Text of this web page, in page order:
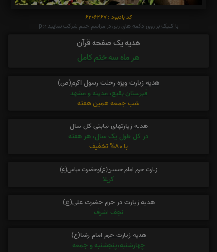
کد یادبود : 6206267
با کلیک بر روی دکمه های زیر،در مراسم ختم شرکت نمایید p:0
هدیه یک صفحه قرآن
هر ماه سه ختم کامل
هدیه زیارت ویژه رحلت رسول اکرم(ص)
قبرستان بقیع، مدینه و مشهد
شب جمعه همین هفته
هدیه زیارتهای نیابتی کل سال
در کل طول یک سال، هر هفته
با 80% تخفیف
زیارت حرم امام حسین(ع)وحضرت عباس(ع)
کربلا
هدیه زیارت در حرم حضرت علی(ع)
نجف اشرف
هدیه زیارت حرم امام رضا(ع)
چهارشنبه،پنجشنبه و جمعه